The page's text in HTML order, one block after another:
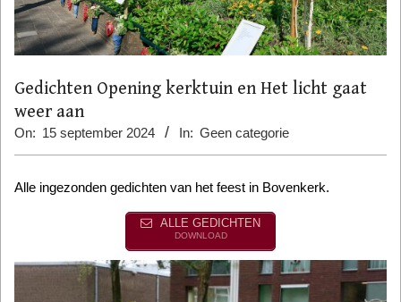
Gedichten Opening kerktuin en Het licht gaat
weer aan
On: 15 september 2024 In: Geen categorie
Alle ingezonden gedichten van het feest in Bovenkerk.
ALLE GEDICHTEN
DOWNLOAD